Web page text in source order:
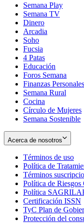
Semana Play
Semana TV
Dinero
Arcadia
Soho
in
new
window
Fucsia
in
new
window
4 Patas
Educación
Foros Semana
Finanzas Personales
Semana Rural
Cocina
Círculo de Mujeres
Semana Sostenible
Acerca de nosotros
Términos de uso
in
Política de
Términos
Política de Riesgos
Política
Certificación ISSN
TyC Plan de
Protección del